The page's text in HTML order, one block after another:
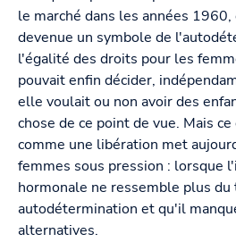
le marché dans les années
devenue un symbole de
l'égalité des droits pour les
pouvait enfin décider,
elle voulait ou non avoir des
chose de ce point de vue. Mais
comme une libération met
femmes sous pression : lorsque
hormonale ne ressemble plus du
autodétermination et qu'il
alternatives.